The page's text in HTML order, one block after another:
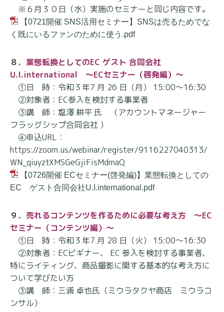
※６月３０日（水）実施のセミナーと同じ内容です。
【0721開催 SNS活用セミナー】SNSは売るためでな
く既にいるファンのために使う.pdf
８． 業態転換としてのEC ゲスト 合同会社
U.I.international ～ECセミナー（啓発編）～
①日 時：令和３年7 月 26 日（月） 15:00～16:30
②対象者：EC参入を検討する事業者
③講 師：塩澤 耕平 氏 （アカウントマネージャー
フラッグシップ合同会社 ）
④申込URL：
https://zoom.us/webinar/register/9116227040313/
WN_qiuyztXMSGeGjiFisMdmaQ
【0726開催 ECセミナー(啓発編)】業態転換としての
EC ゲスト合同会社U.I.international.pdf
９． 売れるコンテンツを作るために必要な考え方 ～EC
セミナー（コンテンツ編）～
①日 時：令和３年7 月 28 日（火） 15:00～16:30
②対象者：ECビギナー、 EC 参入を検討する事業者、
特にライティング、商品撮影に関する基本的な考え方に
ついて学びたい方
③講 師：三浦 卓也氏（ミウラタクヤ商店 ミウラコ
ンサル）